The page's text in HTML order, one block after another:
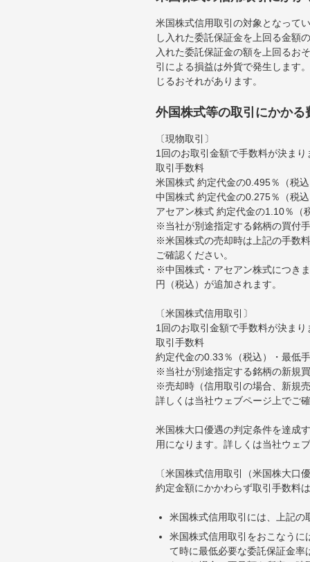
米国株式信用取引の対象となって
し入れた委託保証金を上回る金額
入れた委託保証金の額を上回るお
引による損益は外貨で発生します
じるおそれがあります。
外国株式等の取引にかかる
〔現物取引〕
1回のお取引金額で手数料が決まり
取引手数料
米国株式 約定代金の0.495％（税
中国株式 約定代金の0.275％（税
アセアン株式 約定代金の1.10％（
※当社が別途指定する銘柄の買付
※米国株式の売却時は上記の手数
ご確認ください。
※中国株式・アセアン株式につき
円（税込）が追加されます。
〔米国株式信用取引〕
1回のお取引金額で手数料が決まり
取引手数料
約定代金の0.33％（税込）・最低
※当社が別途指定する銘柄の新規
※売却時（信用取引の場合、新規
詳しくは当社ウェブページ上でご
米国株大口優遇の判定条件を達成
用になります。詳しくは当社ウェ
〔米国株式信用取引（米国株大口
約定金額にかかわらず取引手数料
米国株式信用取引には、上記
米国株式信用取引をおこなう
て時に最低必要な委託保証金